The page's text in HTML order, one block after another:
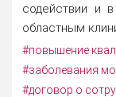
содействии и
областным
#повышение
#заболевания
#договор о